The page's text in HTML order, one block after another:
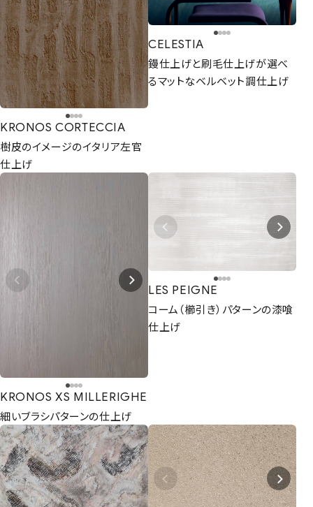
KRONOS CORTECCIA
樹皮のイメージのイタリア左官
仕上げ
CELESTIA
鏝仕上げと刷毛仕上げが選べ
るマットなベルベット調仕上げ
KRONOS XS MILLERIGHE
細いブラシパターンの仕上げ
LES PEIGNE
コーム（櫛引き）パターンの漆喰
仕上げ
Let's Connect !
ADDRESS
東京支社
〒154-0014
東京都世田谷区新町3-23-2
TEL：03-3420-8484
関西営業所
〒661-0021
アハトハイク名神町イースト 03号室
TEL : 06-6480-7428
© AIZU CORPORATION.